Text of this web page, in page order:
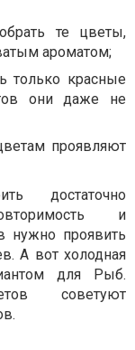
те цветы,
ароматом;
только красные
они даже не
проявляют
достаточно
и
нужно проявить
А вот холодная
для Рыб.
советуют